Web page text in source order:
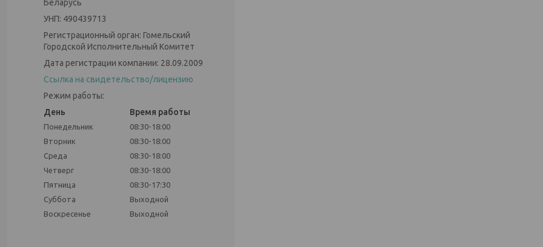
Беларусь
УНП: 490439713
Регистрационный орган: Гомельский
Городской Исполнительный Комитет
Дата регистрации компании: 28.09.2009
Ссылка на свидетельство/лицензию
Режим работы:
День
Время работы
Понедельник
08:30-18:00
Вторник
08:30-18:00
Среда
08:30-18:00
Четверг
08:30-18:00
Пятница
08:30-17:30
Суббота
Выходной
Воскресенье
Выходной